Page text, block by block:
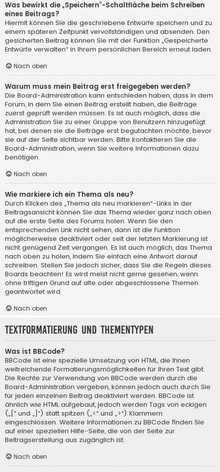
Was bewirkt die „Speichern“-Schaltfläche beim Schreiben
eines Beitrags?
Hiermit können Sie die geschriebene Entwürfe speichern und zu
einem späteren Zeitpunkt vervollständigen und absenden. Den
gesicherten Beitrag können Sie mit der Funktion „Gespeicherte
Entwürfe verwalten“ in Ihrem persönlichen Bereich erneut laden.
Nach oben
Warum muss mein Beitrag erst freigegeben werden?
Die Board-Administration kann entschieden haben, dass in dem
Forum, in dem Sie einen Beitrag erstellt haben, die Beiträge
zuerst geprüft werden müssen. Es ist auch möglich, dass die
Administration Sie zu einer Gruppe von Benutzern hinzugefügt
hat, bei denen sie die Beiträge erst begutachten möchte, bevor
sie auf der Seite sichtbar werden. Bitte kontaktieren Sie die
Board-Administration, wenn Sie weitere Informationen dazu
benötigen.
Nach oben
Wie markiere ich ein Thema als neu?
Durch Klicken des „Thema als neu markieren“-Links in der
Beitragsansicht können Sie das Thema wieder ganz nach oben
auf die erste Seite des Forums holen. Wenn Sie den
entsprechenden Link nicht sehen, dann ist die Funktion
möglicherweise deaktiviert oder seit der letzten Markierung ist
nicht genügend Zeit vergangen. Es ist auch möglich, das Thema
nach oben zu holen, indem Sie einfach eine Antwort darauf
schreiben. Stellen Sie jedoch sicher, dass Sie die Regeln dieses
Boards beachten! Es wird meist nicht gerne gesehen, wenn
ohne triftigen Grund auf alte oder abgeschlossene Themen
geantwortet wird.
Nach oben
Textformatierung und Thementypen
Was ist BBCode?
BBCode ist eine spezielle Umsetzung von HTML, die Ihnen
weitreichende Formatierungsmöglichkeiten für Ihren Text gibt.
Die Rechte zur Verwendung von BBCode werden durch die
Board-Administration vergeben, können jedoch auch durch Sie
für jeden einzelnen Beitrag deaktiviert werden. BBCode ist
ähnlich wie HTML aufgebaut, jedoch werden Tags von eckigen
(„[“ und „]“) statt spitzen („<“ und „>“) Klammern
eingeschlossen. Weitere Informationen zu BBCode finden Sie
auf einer speziellen Hilfe-Seite, die von der Seite zur
Beitragserstellung aus zugänglich ist.
Nach oben